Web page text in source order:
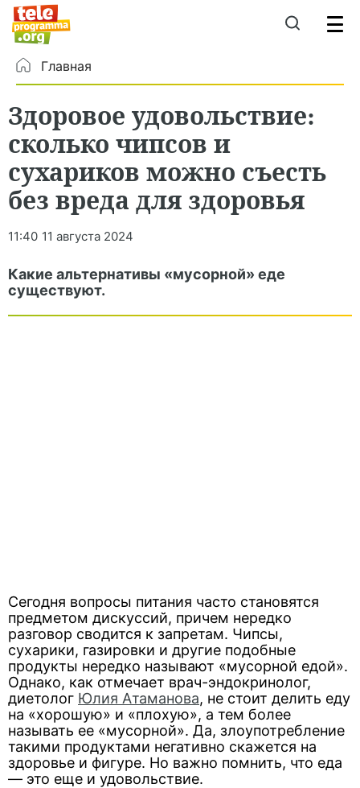
Главная
Здоровое удовольствие:
сколько чипсов и
сухариков можно съесть
без вреда для здоровья
11:40 11 августа 2024
Какие альтернативы «мусорной» еде
существуют.
Сегодня вопросы питания часто становятся
предметом дискуссий, причем нередко
разговор сводится к запретам. Чипсы,
сухарики, газировки и другие подобные
продукты нередко называют «мусорной едой».
Однако, как отмечает врач-эндокринолог,
диетолог Юлия Атаманова, не стоит делить еду
на «хорошую» и «плохую», а тем более
называть ее «мусорной». Да, злоупотребление
такими продуктами негативно скажется на
здоровье и фигуре. Но важно помнить, что еда
— это еще и удовольствие.